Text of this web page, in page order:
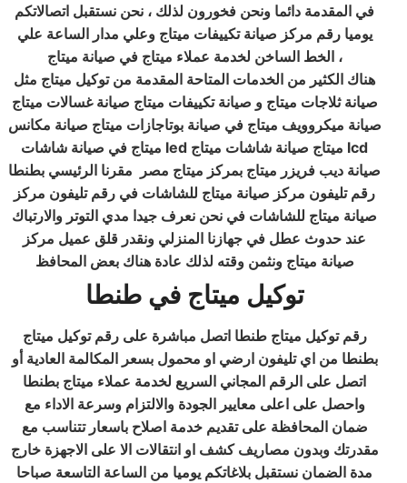
في المقدمة دائما ونحن فخورون لذلك ، نحن نستقبل اتصالاتكم
يوميا رقم مركز صيانة تكييفات ميتاج وعلي مدار الساعة علي
الخط الساخن لخدمة عملاء ميتاج في صيانة ميتاج ،
هناك الكثير من الخدمات المتاحة المقدمة من توكيل ميتاج مثل
صيانة ثلاجات ميتاج و صيانة تكييفات ميتاج صيانة غسالات ميتاج
صيانة ميكروويف ميتاج في صيانة بوتاجازات ميتاج صيانة مكانس
ميتاج في صيانة شاشات led ميتاج صيانة شاشات ميتاج lcd
صيانة ديب فريزر ميتاج بمركز ميتاج مصر مقرنا الرئيسي بطنطا
رقم تليفون مركز صيانة ميتاج للشاشات في رقم تليفون مركز
صيانة ميتاج للشاشات في نحن نعرف جيدا مدي التوتر والارتباك
عند حدوث عطل في جهازنا المنزلي ونقدر قلق عميل مركز
صيانة ميتاج ونثمن وقته لذلك عادة هناك بعض المحافظ
توكيل ميتاج في طنطا
رقم توكيل ميتاج طنطا اتصل مباشرة على رقم توكيل ميتاج
بطنطا من اي تليفون ارضي او محمول بسعر المكالمة العادية أو
اتصل على الرقم المجاني السريع لخدمة عملاء ميتاج بطنطا
واحصل على اعلى معايير الجودة والالتزام وسرعة الاداء مع
ضمان المحافظة على تقديم خدمة اصلاح باسعار تتناسب مع
مقدرتك وبدون مصاريف كشف او انتقالات الا على الاجهزة خارج
مدة الضمان نستقبل بلاغاتكم يوميا من الساعة التاسعة صباحا